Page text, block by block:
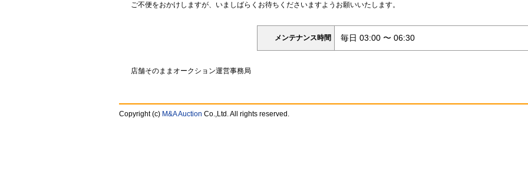
ご不便をおかけしますが、いましばらくお待ちくださいますようお願いいたします。
メンテナンス時間 毎日 03:00 〜 06:30
店舗そのままオークション運営事務局
Copyright (c) M&A Auction Co.,Ltd. All rights reserved.